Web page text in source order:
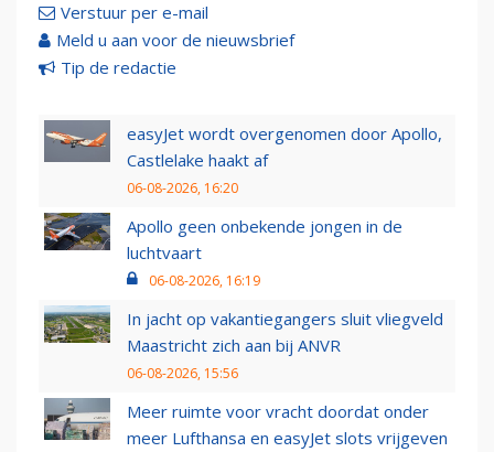
Verstuur per e-mail
Meld u aan voor de nieuwsbrief
Tip de redactie
easyJet wordt overgenomen door Apollo,
Castlelake haakt af
06-08-2026, 16:20
Apollo geen onbekende jongen in de
luchtvaart
06-08-2026, 16:19
In jacht op vakantiegangers sluit vliegveld
Maastricht zich aan bij ANVR
06-08-2026, 15:56
Meer ruimte voor vracht doordat onder
meer Lufthansa en easyJet slots vrijgeven